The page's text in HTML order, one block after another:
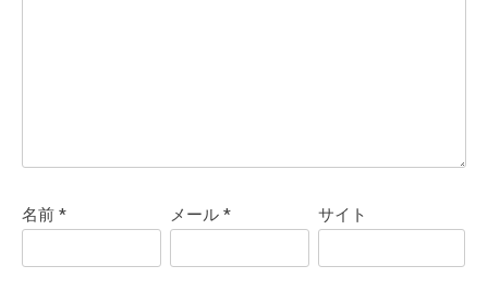
名前* メール* サイト